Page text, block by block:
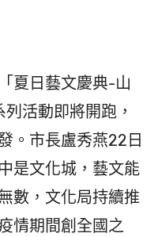
夏日藝文慶典-山
活動即將開跑，
。市長盧秀燕22日
是文化城，藝文能
數，文化局持續推
情期間創全國之